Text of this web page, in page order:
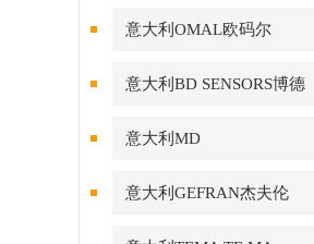
意大利OMAL欧码尔
意大利BD SENSORS博德
意大利MD
意大利GEFRAN杰夫伦